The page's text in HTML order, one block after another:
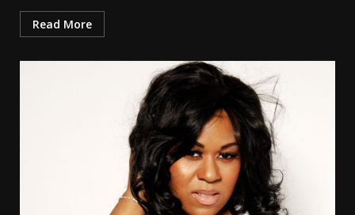
Read More